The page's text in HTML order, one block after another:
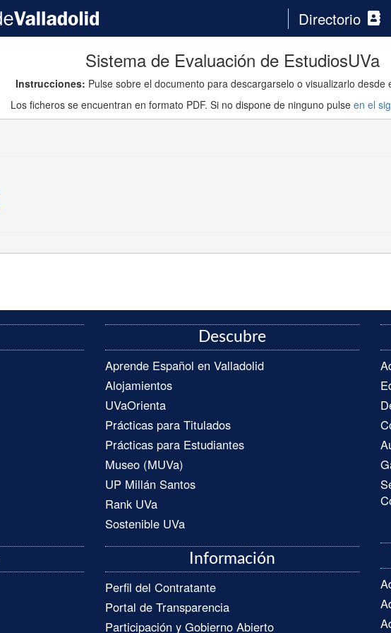
Directorio
Sistema de Evaluación de EstudiosUVa
Instrucciones: Pulse sobre el documento para descargarselo o visualizarlo desde
Los ficheros se encuentran en formato PDF. Si no dispone de ninguno pulse en el
Descubre
Aprende Español en Valladolid
Alojamientos
UVaOrienta
Prácticas para Titulados
Prácticas para Estudiantes
Museo (MUVa)
UP Millán Santos
Rank UVa
Sostenible UVa
Información
Perfil del Contratante
Portal de Transparencia
Participación y Gobierno Abierto